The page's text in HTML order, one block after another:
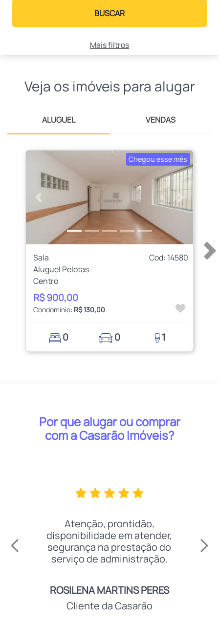
BUSCAR
Mais filtros
Veja os imóveis para alugar
ALUGUEL VENDAS
Chegou esse mês
Anterior Próximo
Sala
Cod: 14580
Aluguel Pelotas
Centro
R$ 900,00
Condomínio: R$ 130,00
0 0 1
Por que alugar ou comprar
com a Casarão Imóveis?
Atenção, prontidão,
disponibilidade em atender,
segurança na prestação do
serviço de administração.
ROSILENA MARTINS PERES
Cliente da Casarão